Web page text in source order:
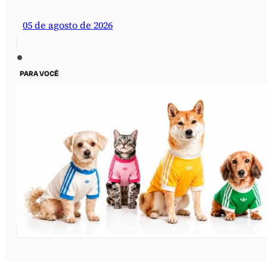
05 de agosto de 2026
PARA VOCÊ